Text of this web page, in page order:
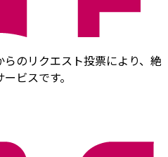
のリクエスト投票により、絶
ビスです。